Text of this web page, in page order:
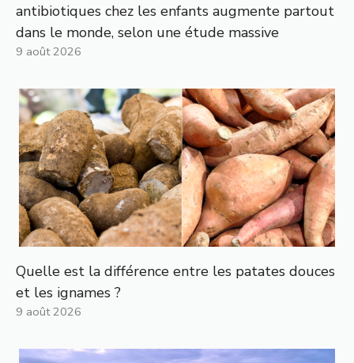
antibiotiques chez les enfants augmente partout
dans le monde, selon une étude massive
9 août 2026
Quelle est la différence entre les patates douces
et les ignames ?
9 août 2026